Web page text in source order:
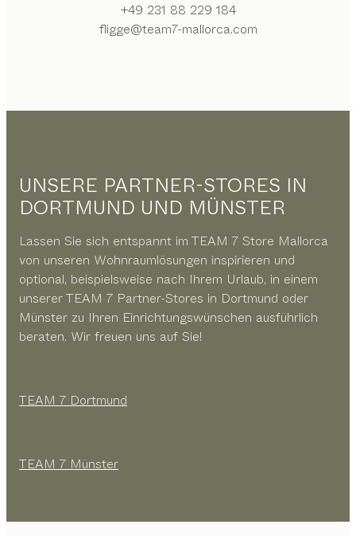
+49 231 88 229 184
fligge@team7-mallorca.com
UNSERE PARTNER-STORES IN
DORTMUND UND MÜNSTER
Lassen Sie sich entspannt im TEAM 7 Store Mallorca
von unseren Wohnraumlösungen inspirieren und
optional, beispielsweise nach Ihrem Urlaub, in einem
unserer TEAM 7 Partner-Stores in Dortmund oder
Münster zu Ihren Einrichtungswünschen ausführlich
beraten. Wir freuen uns auf Sie!
TEAM 7 Dortmund
TEAM 7 Münster